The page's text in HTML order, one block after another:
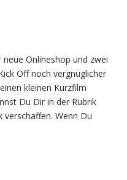
Onlineshop und zwei
Off noch vergnüglicher
kleinen Kurzfilm
Du Dir in der Rubrik
verschaffen. Wenn Du